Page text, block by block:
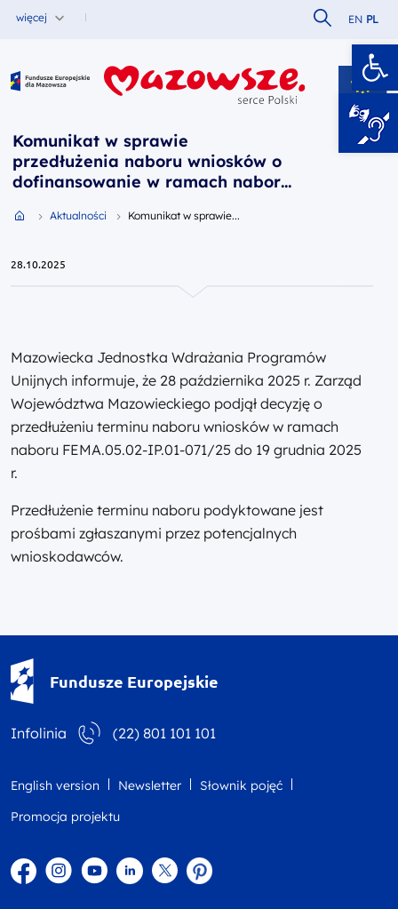
więcej Szukaj w
EN PL
Fundusze Europejskie dla Mazowsza
Komunikat w sprawie
przedłużenia naboru wniosków o
dofinansowanie w ramach naboru
28 października 2025 r.)
Przejdź do strony głównej portalu
Aktualności Komunikat w sprawie...
28.10.2025
Mazowiecka Jednostka Wdrażania Programów
Unijnych informuje, że 28 października 2025 r. Zarząd
Województwa Mazowieckiego podjął decyzję o
przedłużeniu terminu naboru wniosków w ramach
naboru FEMA.05.02-IP.01-071/25 do 19 grudnia 2025
r.
Przedłużenie terminu naboru podyktowane jest
prośbami zgłaszanymi przez potencjalnych
wnioskodawców.
Fundusze Europejskie
Infolinia (22) 801 101 101
English version Newsletter
Słownik pojęć
Promocja projektu
FacebookInstagram
YouTubeLinkedintwitterPinterest